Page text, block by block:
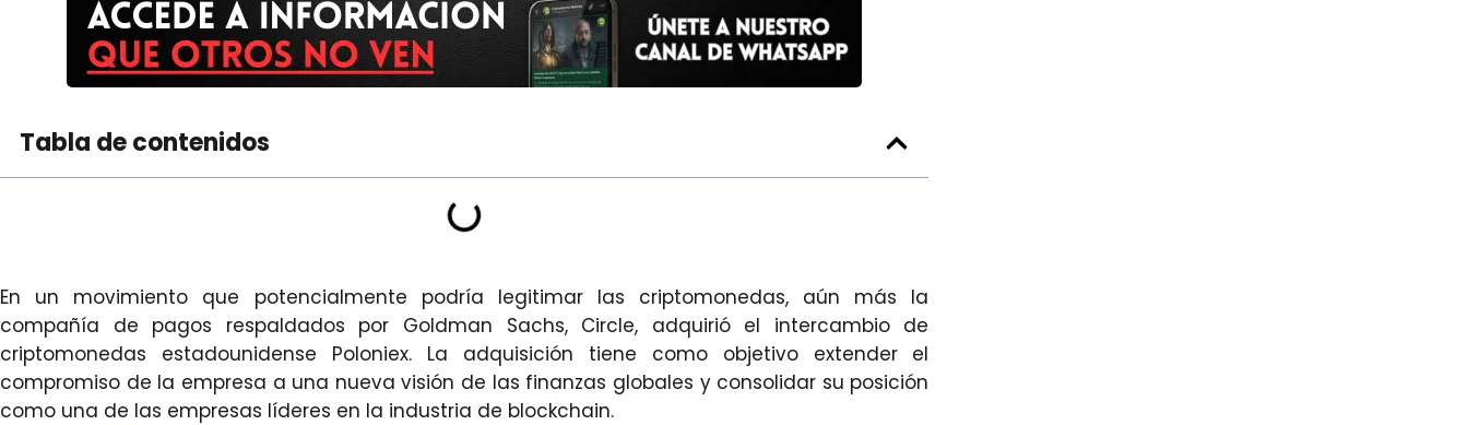
Tabla de contenidos
En un movimiento que potencialmente podría legitimar las criptomonedas, aún más la
compañía de pagos respaldados por Goldman Sachs, Circle, adquirió el intercambio de
criptomonedas estadounidense Poloniex. La adquisición tiene como objetivo extender el
compromiso de la empresa a una nueva visión de las finanzas globales y consolidar su posición
como una de las empresas líderes en la industria de blockchain.